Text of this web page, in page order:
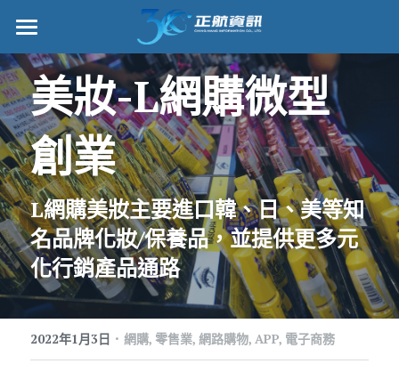
正航首頁
數位轉型
管理功能
標竿客戶
詢問/採購
客戶服務
美妝-L網購微型
創業
L網購美妝主要進口韓、日、美等知
名品牌化妝/保養品，並提供更多元
化行銷產品通路
2022年1月3日 · 網購, 零售業, 網路購物, APP, 電子商務